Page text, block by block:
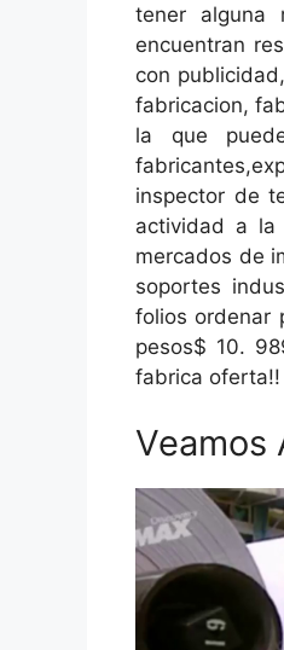
tener alguna
encuentran
con
fabricacion,
la que
inspector de
actividad a la
mercados de
soportes
folios ordenar
pesos$ 10.
fabrica oferta!!
Veamos